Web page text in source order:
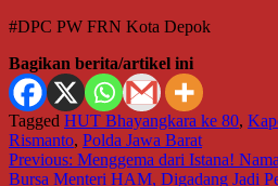
#DPC PW FRN Kota Depok
Bagikan berita/artikel ini
Tagged HUT Bhayangkara ke 80,
Rismanto, Polda Jawa Barat
Navigasi
Previous: Menggema dari Istana!
Bursa Menteri HAM, Digadang Jadi